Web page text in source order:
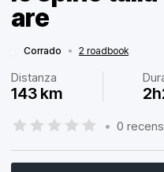
are
Corrado • 2 roadbook
Distanza
143 km
• 0